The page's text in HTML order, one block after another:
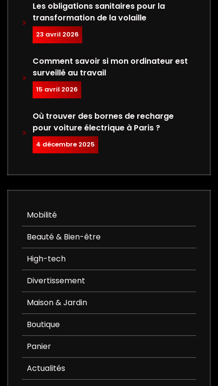
Les obligations sanitaires pour la
transformation de la volaille
23 avril 2026
Comment savoir si mon ordinateur est
surveillé au travail
15 avril 2026
Où trouver des bornes de recharge
pour voiture électrique à Paris ?
4 décembre 2025
Mobilité
Beauté & Bien-être
High-tech
Divertissement
Maison & Jardin
Boutique
Panier
Actualités